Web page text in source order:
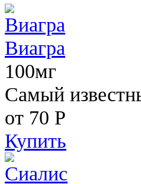
Виагра
100мг
Самый
от 70 Р
Купить